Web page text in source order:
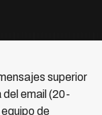
superior
email (20-
de